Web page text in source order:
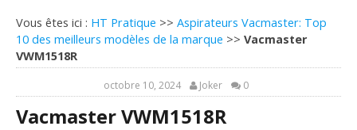
Vous êtes ici : HT Pratique >> Aspirateurs Vacmaster: Top
10 des meilleurs modèles de la marque >> Vacmaster
VWM1518R
octobre 10, 2024 Joker 0
Vacmaster VWM1518R